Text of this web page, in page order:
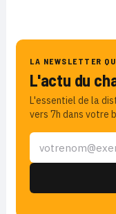
LA NEWSLETTER
L'actu du
L'essentiel de la
vers 7h dans votre